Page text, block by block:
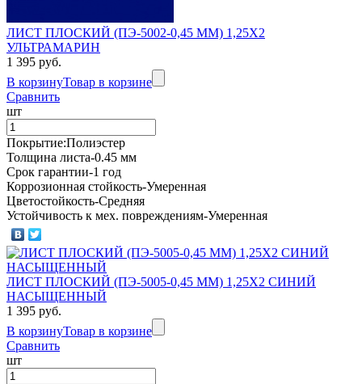
ЛИСТ ПЛОСКИЙ (ПЭ-5002-0,45 ММ) 1,25Х2
УЛЬТРАМАРИН
1 395 руб.
В корзинуТовар в корзине
Сравнить
шт
Покрытие:Полиэстер
Толщина листа-0.45 мм
Срок гарантии-1 год
Коррозионная стойкость-Умеренная
Цветостойкость-Средняя
Устойчивость к мех. повреждениям-Умеренная
ЛИСТ ПЛОСКИЙ (ПЭ-5005-0,45 ММ) 1,25Х2 СИНИЙ
НАСЫЩЕННЫЙ
1 395 руб.
В корзинуТовар в корзине
Сравнить
шт